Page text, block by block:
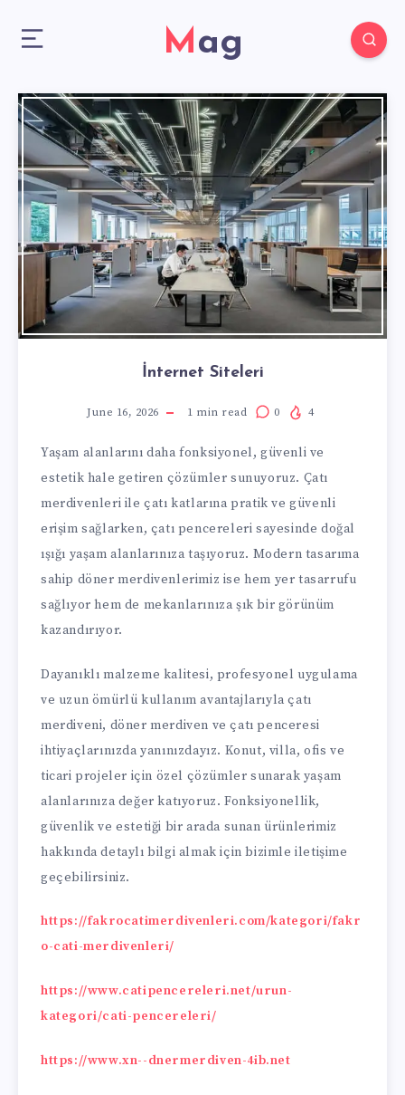
Mag
İnternet Siteleri
June 16, 2026 1 min read 0 4
Yaşam alanlarını daha fonksiyonel, güvenli ve
estetik hale getiren çözümler sunuyoruz. Çatı
merdivenleri ile çatı katlarına pratik ve güvenli
erişim sağlarken, çatı pencereleri sayesinde doğal
ışığı yaşam alanlarınıza taşıyoruz. Modern tasarıma
sahip döner merdivenlerimiz ise hem yer tasarrufu
sağlıyor hem de mekanlarınıza şık bir görünüm
kazandırıyor.
Dayanıklı malzeme kalitesi, profesyonel uygulama
ve uzun ömürlü kullanım avantajlarıyla çatı
merdiveni, döner merdiven ve çatı penceresi
ihtiyaçlarınızda yanınızdayız. Konut, villa, ofis ve
ticari projeler için özel çözümler sunarak yaşam
alanlarınıza değer katıyoruz. Fonksiyonellik,
güvenlik ve estetiği bir arada sunan ürünlerimiz
hakkında detaylı bilgi almak için bizimle iletişime
geçebilirsiniz.
https://fakrocatimerdivenleri.com/kategori/fakr
o-cati-merdivenleri/
https://www.catipencereleri.net/urun-
kategori/cati-pencereleri/
https://www.xn--dnermerdiven-4ib.net